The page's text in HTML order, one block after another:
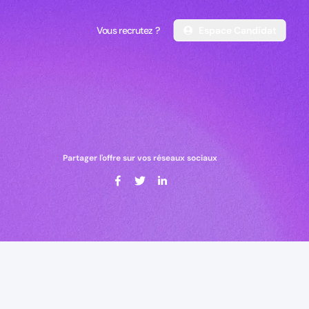
Vous recrutez ?
Vous recrutez ?
Partager l'offre sur vos réseaux sociaux